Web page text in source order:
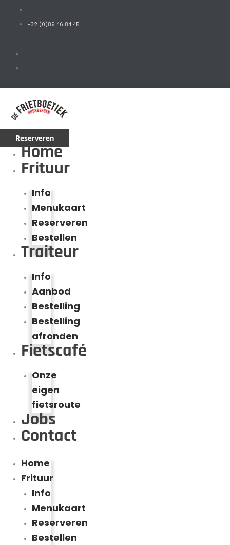
+32 (0)89 46 84 45
Reserveren
Home
Frituur
Info
Menukaart
Reserveren
Bestellen
Traiteur
Info
Aanbod
Bestelling
Bestelling
afronden
Fietscafé
Onze
eigen
fietsroute
Jobs
Contact
Home
Frituur
Info
Menukaart
Reserveren
Bestellen